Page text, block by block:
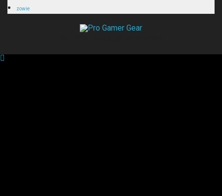
zowie